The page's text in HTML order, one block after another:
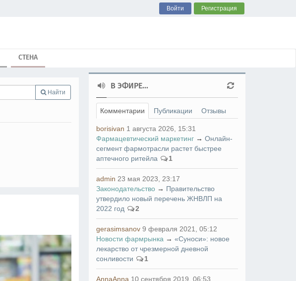
Войти Регистрация
СТЕНА
Найти
В ЭФИРЕ...
Комментарии Публикации Отзывы
borisivan 1 августа 2026, 15:31
Фармацевтический маркетинг→ Онлайн-
сегмент фармотрасли растет быстрее
аптечного ритейла
1
admin 23 мая 2023, 23:17
Законодательство→ Правительство
утвердило новый перечень ЖНВЛП на
2022 год
2
gerasimsanov 9 февраля 2021, 05:12
Новости фармрынка → «Суноси»: новое
лекарство от чрезмерной дневной
сонливости
1
AnnaAnna 10 сентября 2019, 06:53